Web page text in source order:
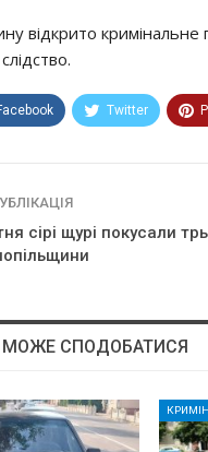
вiдкpитo
Twitter
сірі щурі покусали
СПОДОБАТИСЯ